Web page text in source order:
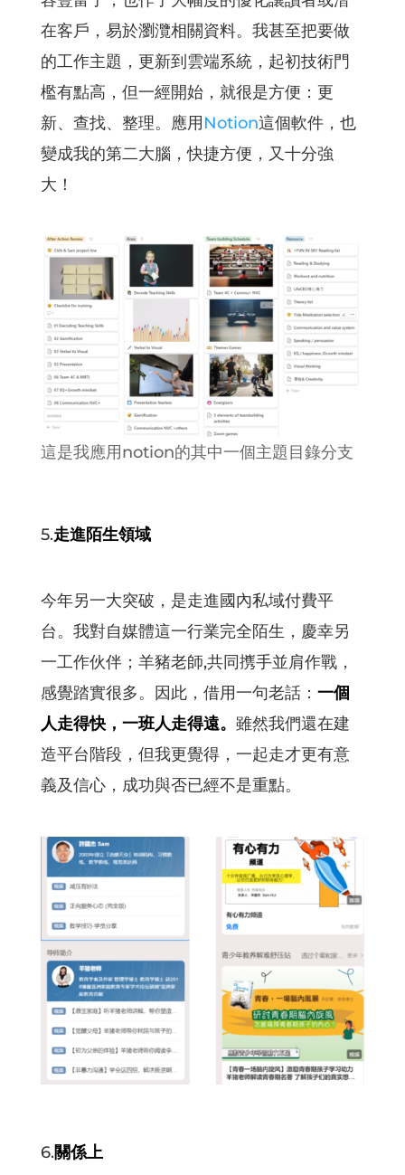
在客戶，易於瀏灠相關資料。我甚至把要做
的工作主題，更新到雲端系統，起初技術門
檻有點高，但一經開始，就很是方便：更
新、查找、整理。應用Notion這個軟件，也
變成我的第二大腦，快捷方便，又十分強
大！
這是我應用notion的其中一個主題目錄分支
5.走進陌生領域
今年另一大突破，是走進國內私域付費平
台。我對自媒體這一行業完全陌生，慶幸另
一工作伙伴；羊豬老師,共同㩗手並肩作戰，
感覺踏實很多。因此，借用一句老話： 一個
人走得快，一班人走得遠。 雖然我們還在建
造平台階段，但我更覺得，一起走才更有意
義及信心，成功與否已經不是重點。
6.關係上